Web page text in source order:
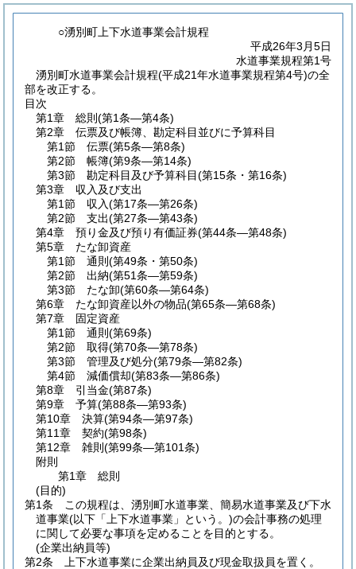
○湧別町上下水道事業会計規程
平成26年3月5日
水道事業規程第1号
湧別町水道事業会計規程(平成21年水道事業規程第4号)の全
部を改正する。
目次
第1章
総則 (第1条―第4条)
第2章
伝票及び帳簿、勘定科目並びに予算科目
第1節
伝票(第5条―第8条)
第2節
帳簿(第9条―第14条)
第3節
勘定科目及び予算科目(第15条・第16条)
第3章
収入及び支出
第1節
収入(第17条―第26条)
第2節
支出(第27条―第43条)
第4章
預り金及び預り有価証券(第44条―第48条)
第5章
たな卸資産
第1節
通則 (第49条・第50条)
第2節
出納(第51条―第59条)
第3節
たな卸(第60条―第64条)
第6章
たな卸資産以外の物品(第65条―第68条)
第7章
固定資産
第1節
通則 (第69条)
第2節
取得(第70条―第78条)
第3節
管理及び処分(第79条―第82条)
第4節
減価償却(第83条―第86条)
第8章
引当金(第87条)
第9章
予算(第88条―第93条)
第10章
決算(第94条―第97条)
第11章
契約(第98条)
第12章
雑則 (第99条―第101条)
附則
第1章
総則
(目的)
第1条
この規程は、湧別町水道事業、簡易水道事業及び下水
道事業(以下「上下水道事業」という。)の会計事務の処理
に関して必要な事項を定めることを目的とする。
(企業出納員等)
第2条
上下水道事業に企業出納員及び現金取扱員を置く。